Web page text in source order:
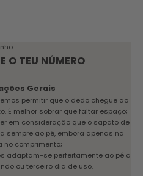
O TEU NÚMERO
Gerais
permitir que o dedo chegue ao
É melhor sobrar que faltar espaço;
em consideração que o sapato de
sempre ao pé, embora apenas na
no comprimento;
adaptam-se perfeitamente ao pé a
ou terceiro dia de uso.